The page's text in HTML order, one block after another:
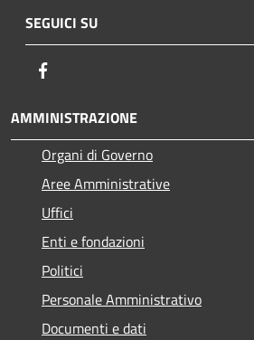
SEGUICI SU
AMMINISTRAZIONE
Organi di Governo
Aree Amministrative
Uffici
Enti e fondazioni
Politici
Personale Amministrativo
Documenti e dati